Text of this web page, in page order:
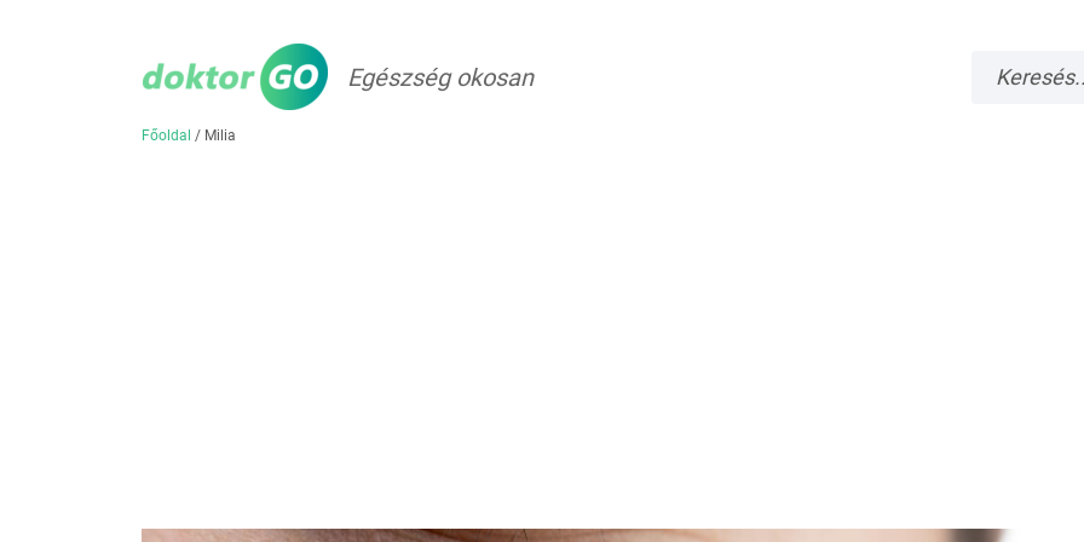
Egészség okosan
Főoldal / Milia